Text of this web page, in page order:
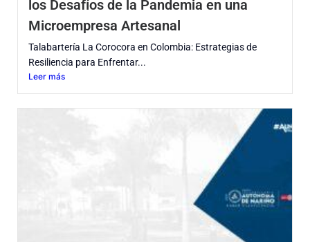
los Desafíos de la Pandemia en una
Microempresa Artesanal
Talabartería La Corocora en Colombia: Estrategias de
Resiliencia para Enfrentar...
Leer más